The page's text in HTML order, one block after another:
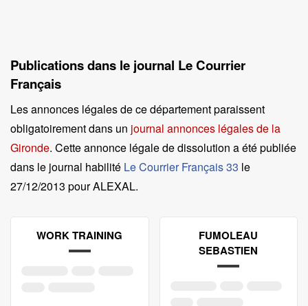
Publications dans le journal Le Courrier
Français
Les annonces légales de ce département paraissent
obligatoirement dans un journal annonces légales de la
Gironde. Cette annonce légale de dissolution a été publiée
dans le journal habilité Le Courrier Français 33 le
27/12/2013 pour ALEXAL.
WORK TRAINING
FUMOLEAU
SEBASTIEN